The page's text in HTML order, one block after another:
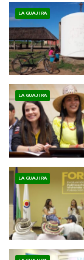
LA GUAJIRA
LA GUAJIRA
LA GUAJIRA